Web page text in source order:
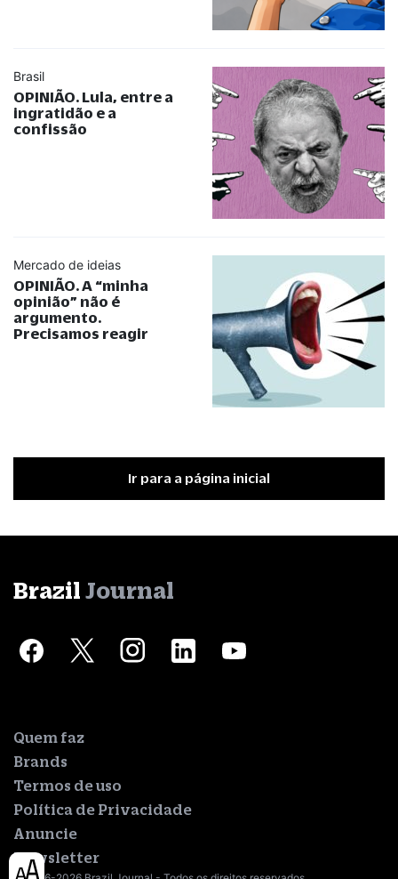
Brasil
OPINIÃO. Lula, entre a
ingratidão e a
confissão
Mercado de ideias
OPINIÃO. A “minha
opinião” não é
argumento.
Precisamos reagir
Ir para a página inicial
Brazil Journal
Quem faz
Brands
Termos de uso
Política de Privacidade
Anuncie
Newsletter